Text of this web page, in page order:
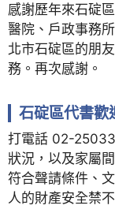
感謝歷年來石碇
醫院、戶政事務
北市石碇區的朋
務。再次感謝。
石碇區代書歡
打電話 02-
狀況，以及家屬
符合聲請條件、
人的財產安全禁